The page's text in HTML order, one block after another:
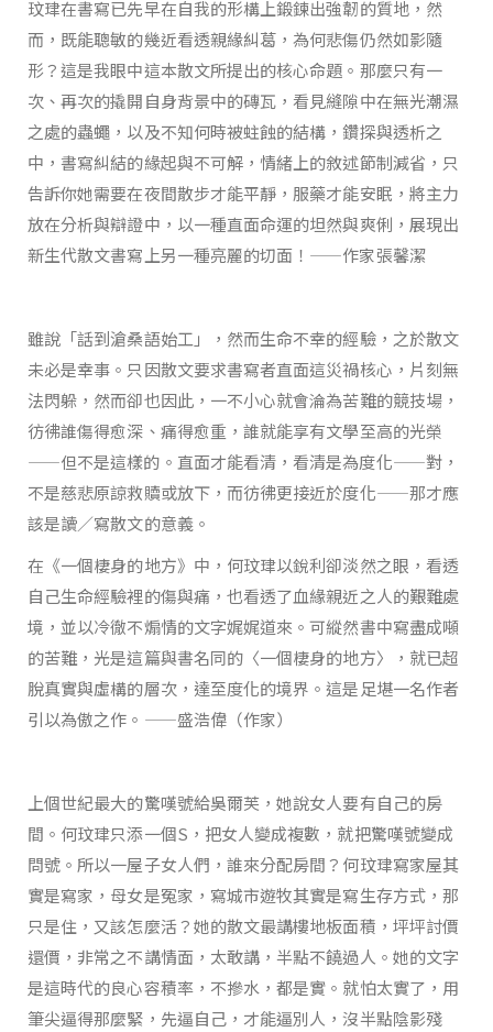
玟珒在書寫已先早在自我的形構上鍛鍊出強韌的質地，然
而，既能聰敏的幾近看透親緣糾葛，為何悲傷仍然如影隨
形？這是我眼中這本散文所提出的核心命題。那麼只有一
次、再次的撬開自身背景中的磚瓦，看見縫隙中在無光潮濕
之處的蟲蠅，以及不知何時被蛀蝕的結構，鑽探與透析之
中，書寫糾結的緣起與不可解，情緒上的敘述節制減省，只
告訴你她需要在夜間散步才能平靜，服藥才能安眠，將主力
放在分析與辯證中，以一種直面命運的坦然與爽俐，展現出
新生代散文書寫上另一種亮麗的切面！——作家張馨潔
雖說「話到滄桑語始工」，然而生命不幸的經驗，之於散文
未必是幸事。只因散文要求書寫者直面這災禍核心，片刻無
法閃躲，然而卻也因此，一不小心就會淪為苦難的競技場，
彷彿誰傷得愈深、痛得愈重，誰就能享有文學至高的光榮
——但不是這樣的。直面才能看清，看清是為度化——對，
不是慈悲原諒救贖或放下，而彷彿更接近於度化——那才應
該是讀／寫散文的意義。
在《一個棲身的地方》中，何玟珒以銳利卻淡然之眼，看透
自己生命經驗裡的傷與痛，也看透了血緣親近之人的艱難處
境，並以冷徹不煽情的文字娓娓道來。可縱然書中寫盡成噸
的苦難，光是這篇與書名同的〈一個棲身的地方〉，就已超
脫真實與虛構的層次，達至度化的境界。這是足堪一名作者
引以為傲之作。——盛浩偉（作家）
上個世紀最大的驚嘆號給吳爾芙，她說女人要有自己的房
間。何玟珒只添一個S，把女人變成複數，就把驚嘆號變成
問號。所以一屋子女人們，誰來分配房間？何玟珒寫家屋其
實是寫家，母女是冤家，寫城市遊牧其實是寫生存方式，那
只是住，又該怎麼活？她的散文最講樓地板面積，坪坪討價
還價，非常之不講情面，太敢講，半點不饒過人。她的文字
是這時代的良心容積率，不摻水，都是實。就怕太實了，用
筆尖逼得那麼緊，先逼自己，才能逼別人，沒半點陰影殘